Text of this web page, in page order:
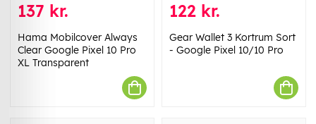
137 kr.
Hama Mobilcover Always
Clear Google Pixel 10 Pro
XL Transparent
122 kr.
Gear Wallet 3 Kortrum Sort
- Google Pixel 10/10 Pro